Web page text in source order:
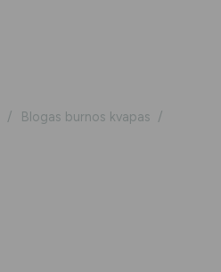
/ Blogas burnos kvapas /